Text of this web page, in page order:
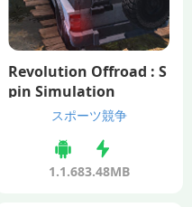
Revolution Offroad : S
pin Simulation
スポーツ競争
1.1.683.48MB